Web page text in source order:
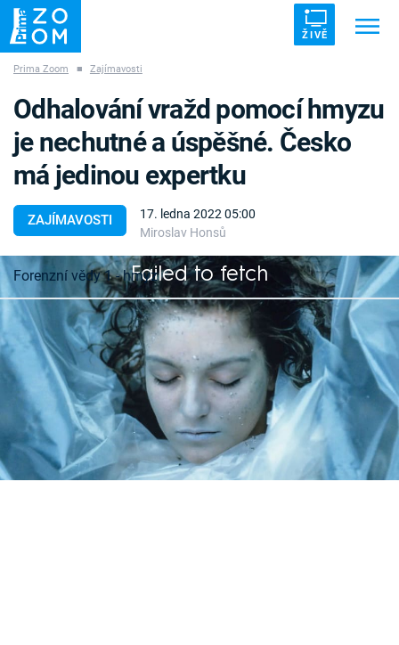
ŽIVĚ
ZÁHADY VETŘELCI DÁVNOVĚKU
Témata
Témata
Pořady
TV Program
Časopis
Sledujte prima+
Prima Zoom ■ Zajímavosti
ZAJÍMAVOSTI
17. ledna 2022 05:00
Miroslav Honsů
Odhalování vražd pomocí hmyzu
je nechutné a úspěšné. Česko
má jedinou expertku
Failed to fetch
Forenzní vědy 1 - hmyz
S jedním milionem známých druhů je hmyz
nejpočetnější skupinou živočichů na naší planetě.
Není tedy divu, že se stal i důležitým spojencem
policejních vyšetřovatelů.